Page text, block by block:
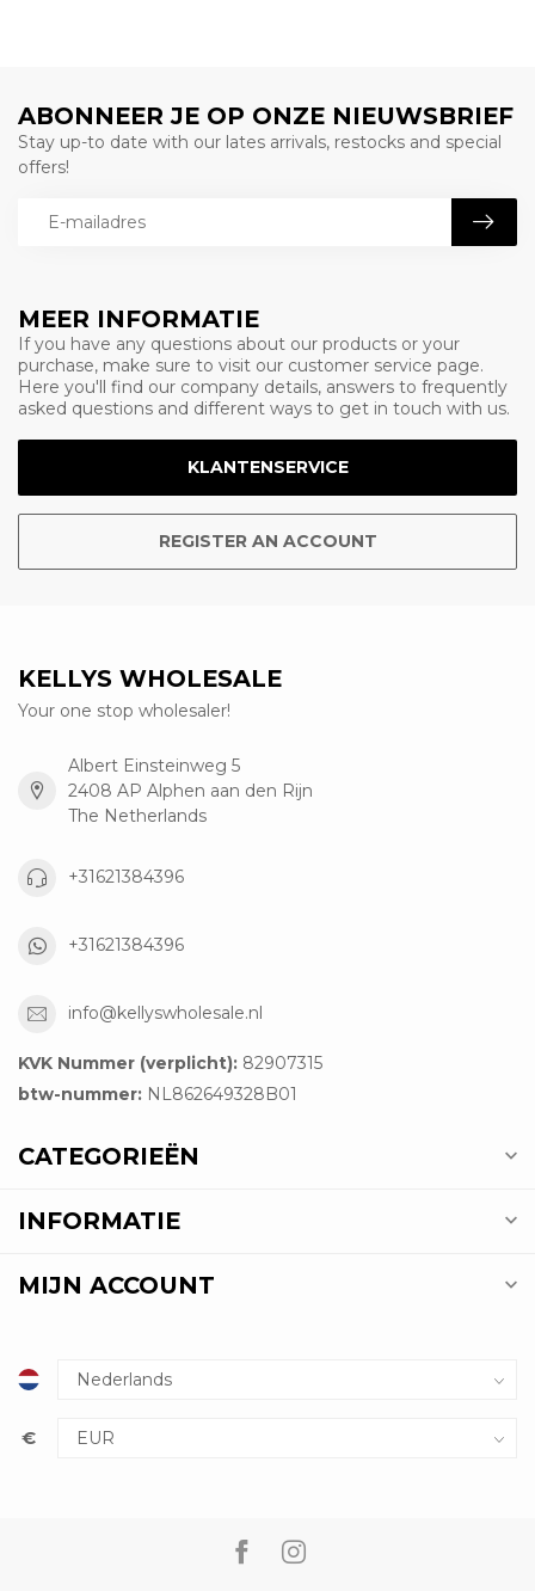
MEER INFORMATIE
If you have any questions about our products or your
purchase, make sure to visit our customer service page.
Here you'll find our company details, answers to frequently
asked questions and different ways to get in touch with us.
KLANTENSERVICE
REGISTER AN ACCOUNT
ABONNEER JE OP ONZE NIEUWSBRIEF
Stay up-to date with our lates arrivals, restocks and special
offers!
KELLYS WHOLESALE
Your one stop wholesaler!
Albert Einsteinweg 5
2408 AP Alphen aan den Rijn
The Netherlands
+31621384396
+31621384396
info@kellyswholesale.nl
KVK Nummer (verplicht): 82907315
btw-nummer: NL862649328B01
CATEGORIEËN
INFORMATIE
MIJN ACCOUNT
€